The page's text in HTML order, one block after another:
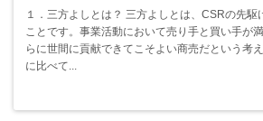
１．三方よしとは？ 三方よしとは、CSRの先駆
ことです。事業活動において売り手と買い手が
らに世間に貢献できてこそよい商売だという考
に比べて...